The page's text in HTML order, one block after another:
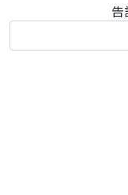
告